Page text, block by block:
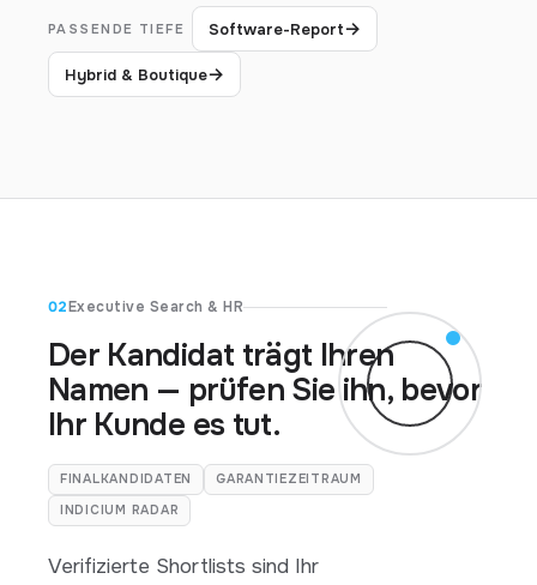
PASSENDE TIEFE Software-Report→
Hybrid & Boutique→
02Executive Search & HR
Der Kandidat trägt Ihren
Namen — prüfen Sie ihn, bevor
Ihr Kunde es tut.
FINALKANDIDATEN
GARANTIEZEITRAUM
INDICIUM RADAR
Verifizierte Shortlists sind Ihr